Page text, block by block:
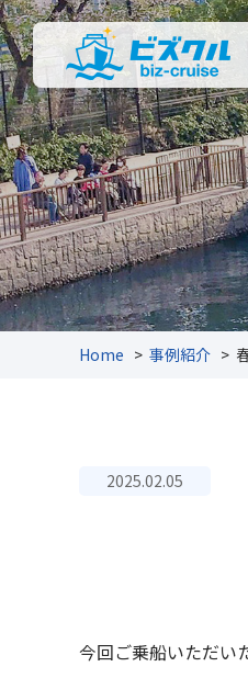
Home > 事例紹介 >
2025.02.05
今回ご乗船いただい